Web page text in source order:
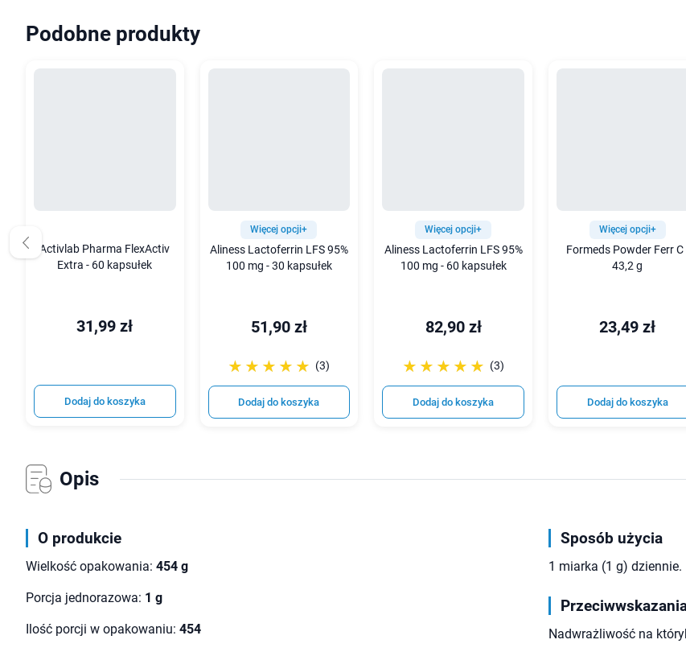
Podobne produkty
Activlab Pharma FlexActiv
Extra - 60 kapsułek
31,99 zł
Dodaj do koszyka
Więcej opcji+
Aliness Lactoferrin LFS 95%
100 mg - 30 kapsułek
51,90 zł
☆☆☆☆☆
★★★★★ (3)
Dodaj do koszyka
Więcej opcji+
Aliness Lactoferrin LFS 95%
100 mg - 60 kapsułek
82,90 zł
☆☆☆☆☆
★★★★★ (3)
Dodaj do koszyka
Więcej opcji+
Formeds Powder Ferr C
43,2 g
23,49 zł
Dodaj do koszyka
Opis
O produkcie
Wielkość opakowania: 454 g
Porcja jednorazowa: 1 g
Ilość porcji w opakowaniu: 454
Sposób użycia
1 miarka (1 g) dziennie.
Nadwrażliwość na